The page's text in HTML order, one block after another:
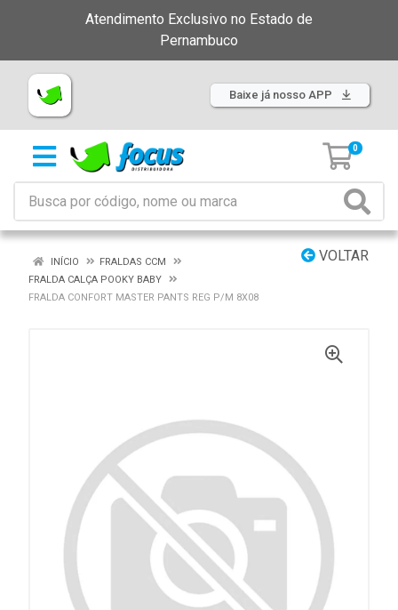
Atendimento Exclusivo no Estado de
Pernambuco
Baixe já nosso APP
0
VOLTAR
INÍCIO
FRALDAS CCM
FRALDA CALÇA POOKY BABY
FRALDA CONFORT MASTER PANTS REG P/M 8X08